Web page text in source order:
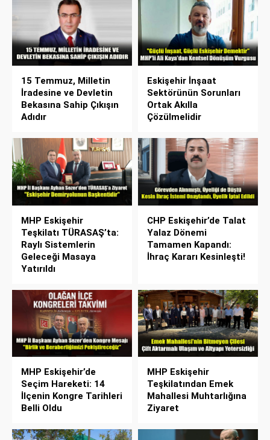
15 Temmuz, Milletin
İradesine ve Devletin
Bekasına Sahip Çıkışın
Adıdır
Eskişehir İnşaat
Sektörünün Sorunları
Ortak Akılla
Çözülmelidir
MHP Eskişehir
Teşkilatı TÜRASAŞ’ta:
Raylı Sistemlerin
Geleceği Masaya
Yatırıldı
CHP Eskişehir’de Talat
Yalaz Dönemi
Tamamen Kapandı:
İhraç Kararı Kesinleşti!
MHP Eskişehir’de
Seçim Hareketi: 14
İlçenin Kongre Tarihleri
Belli Oldu
MHP Eskişehir
Teşkilatından Emek
Mahallesi Muhtarlığına
Ziyaret